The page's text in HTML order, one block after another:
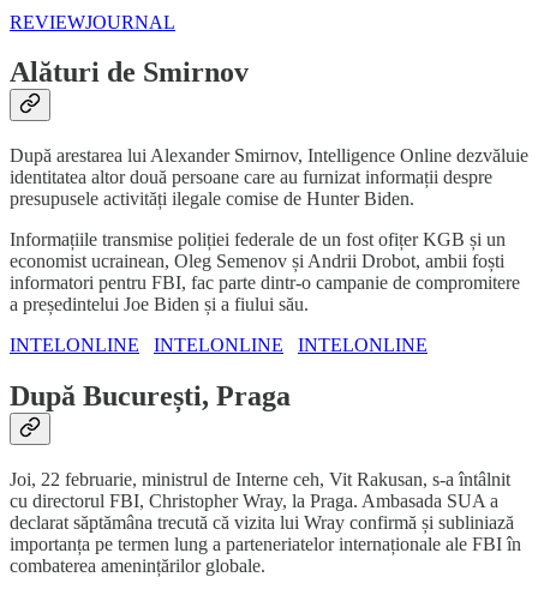
REVIEWJOURNAL
Alături de Smirnov
După arestarea lui Alexander Smirnov, Intelligence Online dezvăluie
identitatea altor două persoane care au furnizat informații despre
presupusele activități ilegale comise de Hunter Biden.
Informațiile transmise poliției federale de un fost ofițer KGB și un
economist ucrainean, Oleg Semenov și Andrii Drobot, ambii foști
informatori pentru FBI, fac parte dintr-o campanie de compromitere
a președintelui Joe Biden și a fiului său.
INTELONLINE
INTELONLINE INTELONLINE
După București, Praga
Joi, 22 februarie, ministrul de Interne ceh, Vit Rakusan, s-a întâlnit
cu directorul FBI, Christopher Wray, la Praga. Ambasada SUA a
declarat săptămâna trecută că vizita lui Wray confirmă și subliniază
importanța pe termen lung a parteneriatelor internaționale ale FBI în
combaterea amenințărilor globale.